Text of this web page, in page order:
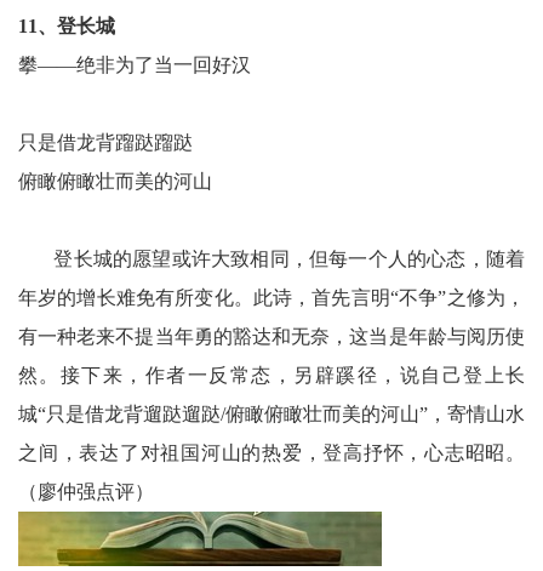
11、登长城
攀——绝非为了当一回好汉
只是借龙背蹓跶蹓跶
俯瞰俯瞰壮而美的河山
登长城的愿望或许大致相同，但每一个人的心态，随着
年岁的增长难免有所变化。此诗，首先言明“不争”之修为，
有一种老来不提当年勇的豁达和无奈，这当是年龄与阅历使
然。接下来，作者一反常态，另辟蹊径，说自己登上长
城“只是借龙背遛跶遛跶/俯瞰俯瞰壮而美的河山”，寄情山水
之间，表达了对祖国河山的热爱，登高抒怀，心志昭昭。
（廖仲强点评）